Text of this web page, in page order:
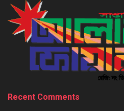
Recent Comments